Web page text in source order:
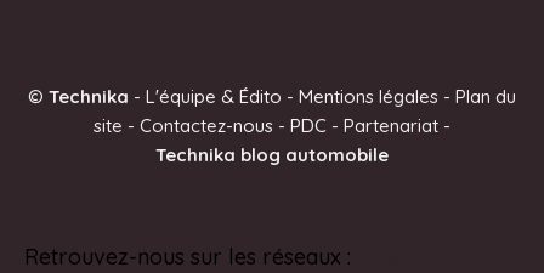
© Technika - L'équipe & Édito - Mentions légales - Plan du
site - Contactez-nous - PDC - Partenariat -
Technika blog automobile
Retrouvez-nous sur les réseaux :